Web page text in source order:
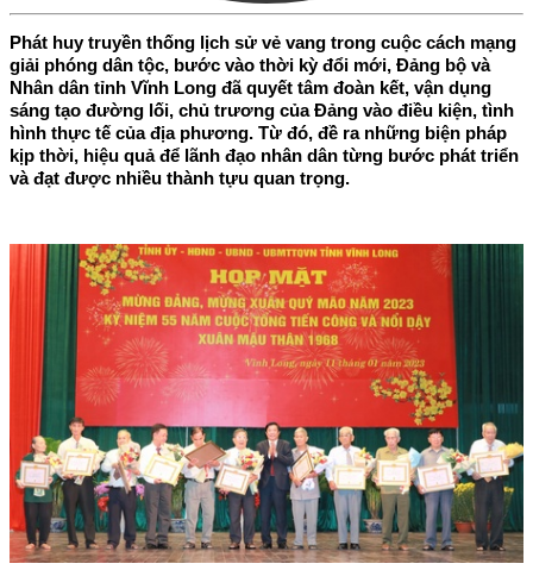
Phát huy truyền thống lịch sử vẻ vang trong cuộc cách mạng
giải phóng dân tộc, bước vào thời kỳ đổi mới, Đảng bộ và
Nhân dân tỉnh Vĩnh Long đã quyết tâm đoàn kết, vận dụng
sáng tạo đường lối, chủ trương của Đảng vào điều kiện, tình
hình thực tế của địa phương. Từ đó, đề ra những biện pháp
kịp thời, hiệu quả để lãnh đạo nhân dân từng bước phát triển
và đạt được nhiều thành tựu quan trọng.